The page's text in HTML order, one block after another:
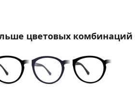
цветовых комбинаций